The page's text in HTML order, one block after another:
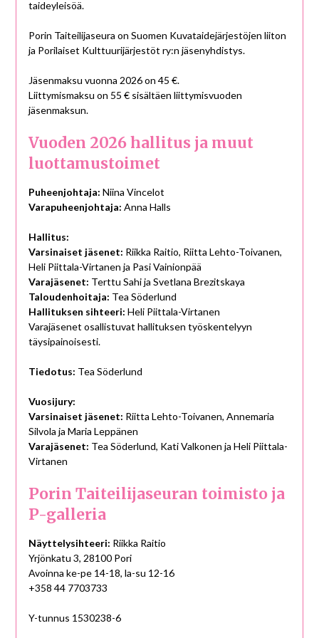
taideyleisöä.
Porin Taiteilijaseura on Suomen Kuvataidejärjestöjen liiton
ja Porilaiset Kulttuurijärjestöt ry:n jäsenyhdistys.
Jäsenmaksu vuonna 2026 on 45 €.
Liittymismaksu on 55 € sisältäen liittymisvuoden
jäsenmaksun.
Vuoden 2026 hallitus ja muut
luottamustoimet
Puheenjohtaja: Niina Vincelot
Varapuheenjohtaja: Anna Halls
Hallitus:
Varsinaiset jäsenet: Riikka Raitio, Riitta Lehto-Toivanen,
Heli Piittala-Virtanen ja Pasi Vainionpää
Varajäsenet: Terttu Sahi ja Svetlana Brezitskaya
Taloudenhoitaja: Tea Söderlund
Hallituksen sihteeri: Heli Piittala-Virtanen
Varajäsenet osallistuvat hallituksen työskentelyyn
täysipainoisesti.
Tiedotus: Tea Söderlund
Vuosijury:
Varsinaiset jäsenet: Riitta Lehto-Toivanen, Annemaria
Silvola ja Maria Leppänen
Varajäsenet: Tea Söderlund, Kati Valkonen ja Heli Piittala-
Virtanen
Porin Taiteilijaseuran toimisto ja
P-galleria
Näyttelysihteeri: Riikka Raitio
Yrjönkatu 3, 28100 Pori
Avoinna ke-pe 14-18, la-su 12-16
+358 44 7703733
Y-tunnus 1530238-6